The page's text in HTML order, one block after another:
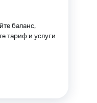
баланс,
тариф и услуги